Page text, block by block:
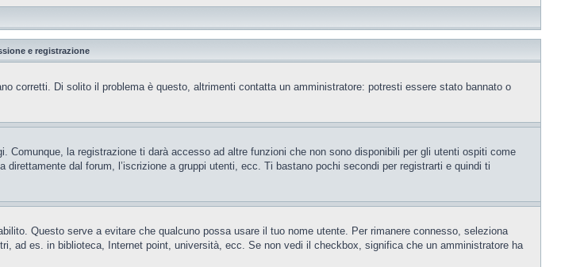
e registrazione
corretti. Di solito il problema è questo, altrimenti contatta un amministratore: potresti essere stato bannato o
la registrazione ti darà accesso ad altre funzioni che non sono disponibili per gli utenti ospiti come
dal forum, l’iscrizione a gruppi utenti, ecc. Ti bastano pochi secondi per registrarti e quindi ti
Questo serve a evitare che qualcuno possa usare il tuo nome utente. Per rimanere connesso, seleziona
ad es. in biblioteca, Internet point, università, ecc. Se non vedi il checkbox, significa che un amministratore ha